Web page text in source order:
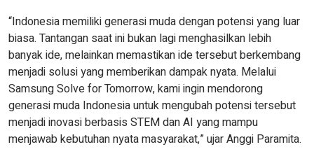
“Indonesia memiliki generasi muda dengan potensi yang luar
biasa. Tantangan saat ini bukan lagi menghasilkan lebih
banyak ide, melainkan memastikan ide tersebut berkembang
menjadi solusi yang memberikan dampak nyata. Melalui
Samsung Solve for Tomorrow, kami ingin mendorong
generasi muda Indonesia untuk mengubah potensi tersebut
menjadi inovasi berbasis STEM dan AI yang mampu
menjawab kebutuhan nyata masyarakat,” ujar Anggi Paramita.